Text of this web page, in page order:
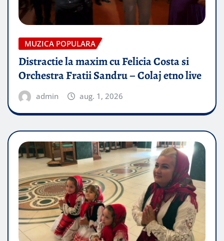
MUZICA POPULARA
Distractie la maxim cu Felicia Costa si
Orchestra Fratii Sandru – Colaj etno live
admin aug. 1, 2026